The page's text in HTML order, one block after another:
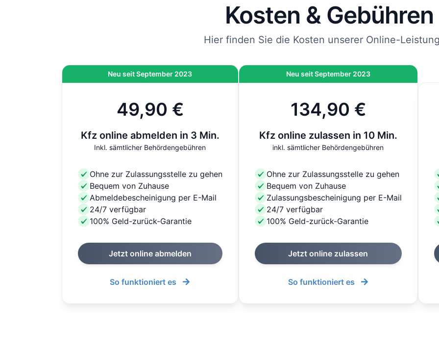
Kosten & Gebühren
Hier finden Sie die Kosten unserer Online-
Neu seit September 2023
49,90 €
Kfz online abmelden in 3 Min.
Inkl. sämtlicher Behördengebühren
Ohne zur Zulassungsstelle zu gehen
Bequem von Zuhause
Abmeldebescheinigung per E-Mail
24/7 verfügbar
100% Geld-zurück-Garantie
Jetzt online abmelden
So funktioniert es
Neu seit September 2023
134,90 €
Kfz online zulassen in 10 Min.
inkl. sämtlicher Behördengebühren
Ohne zur Zulassungsstelle zu gehen
Bequem von Zuhause
Zulassungsbescheinigung per E-Mail
24/7 verfügbar
100% Geld-zurück-Garantie
Jetzt online zulassen
So funktioniert es